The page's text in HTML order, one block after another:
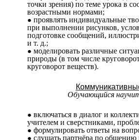
точки зрения) по теме урока в
возрастными нормами;
проявлять индивидуальные
при выполнении рисунков,
подготовке сообщений,
и т. д.;
моделировать различные
природы (в том числе
круговорот веществ).
Обучающийся
включаться в диалог и
учителем и сверстниками,
формулировать ответы на
слушать партнёра по общению